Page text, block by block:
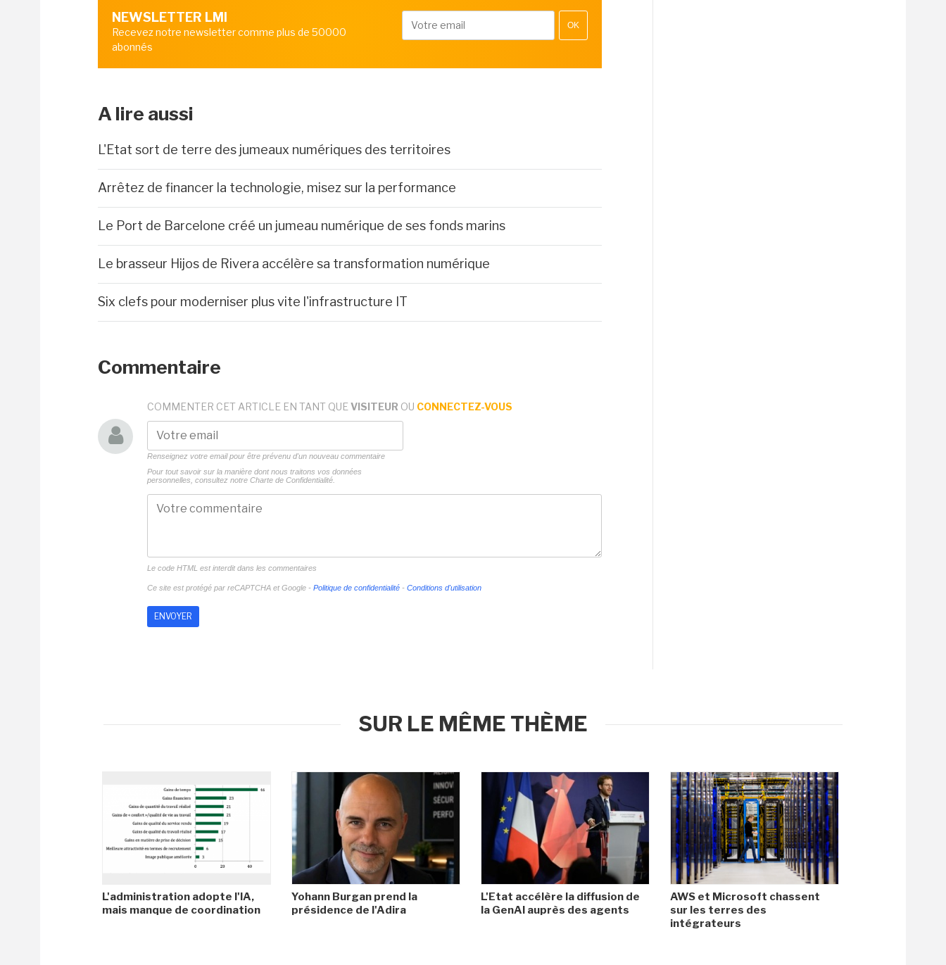
NEWSLETTER LMI
Recevez notre newsletter comme plus de 50000
abonnés
OK
A lire aussi
L'Etat sort de terre des jumeaux numériques des territoires
Arrêtez de financer la technologie, misez sur la performance
Le Port de Barcelone créé un jumeau numérique de ses fonds marins
Le brasseur Hijos de Rivera accélère sa transformation numérique
Six clefs pour moderniser plus vite l'infrastructure IT
Commentaire
COMMENTER CET ARTICLE EN TANT QUE VISITEUR OU CONNECTEZ-VOUS
Renseignez votre email pour être prévenu d'un nouveau commentaire
Pour tout savoir sur la manière dont nous traitons vos données
personnelles, consultez notre Charte de Confidentialité.
Le code HTML est interdit dans les commentaires
Ce site est protégé par reCAPTCHA et Google - Politique de confidentialité - Conditions d'utilisation
SUR LE MÊME THÈME
L'administration adopte l'IA,
mais manque de coordination
Yohann Burgan prend la
présidence de l'Adira
L'Etat accélère la diffusion de
la GenAI auprès des agents
AWS et Microsoft chassent
sur les terres des
intégrateurs